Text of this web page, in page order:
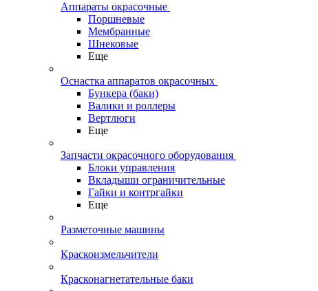
Аппараты окрасочные
Поршневые
Мембранные
Шнековые
Еще
Оснастка аппаратов окрасочных
Бункера (баки)
Валики и роллеры
Вертлюги
Еще
Запчасти окрасочного оборудования
Блоки управления
Вкладыши ограничительные
Гайки и контргайки
Еще
Разметочные машины
Краскоизмельчители
Красконагнетательные баки